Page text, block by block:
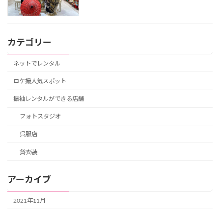
カテゴリー
ネットでレンタル
ロケ撮人気スポット
振袖レンタルができる店舗
フォトスタジオ
呉服店
貸衣装
アーカイブ
2021年11月